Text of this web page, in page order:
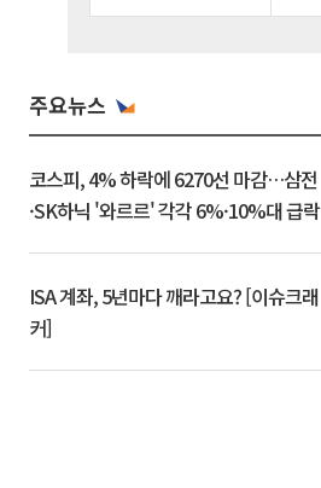
주요뉴스
코스피, 4% 하락에 6270선 마감…삼전
·SK하닉 '와르르' 각각 6%·10%대 급락
ISA 계좌, 5년마다 깨라고요? [이슈크래
커]